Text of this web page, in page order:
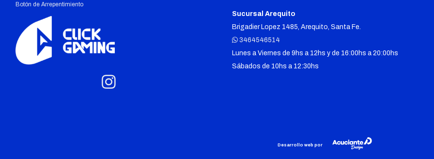
Botón de Arrepentimiento
Sucursal Arequito
Brigadier Lopez 1485, Arequito, Santa Fe.
3464546514
Lunes a Viernes de 9hs a 12hs y de 16:00hs a 20:00hs
Sábados de 10hs a 12:30hs
Desarrollo web por